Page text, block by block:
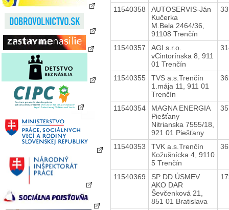
11540358
AUTOSERVIS-Ján
Kučerka
M.Bela 2464/36,
91108 Trenčín
11540357
AGI s.r.o.
vCintorínska 8, 911
01 Trenčín
11540355
TVS a.s.Trenčín
1.mája 11, 911 01
Trenčín
11540354
MAGNA ENERGIA
Piešťany
Nitrianska 7555/18,
921 01 Piešťany
11540353
TVK a.s.Trenčín
Kožušnícka 4, 9110
5 Trenčín
11540369
SP DD ÚSMEV
AKO DAR
Ševčenková 21,
851 01 Bratislava